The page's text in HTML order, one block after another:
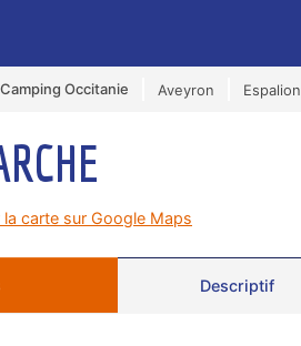
Camping Occitanie Aveyron Espalion
la carte sur Google Maps
Descriptif